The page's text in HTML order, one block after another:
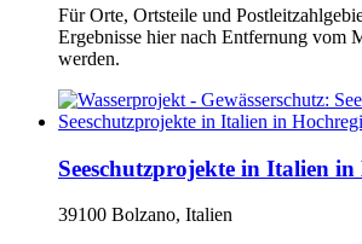
Für Orte, Ortsteile und
Ergebnisse hier nach Entfernung vom
werden.
Seeschutzprojekte in Italien in
39100 Bolzano, Italien